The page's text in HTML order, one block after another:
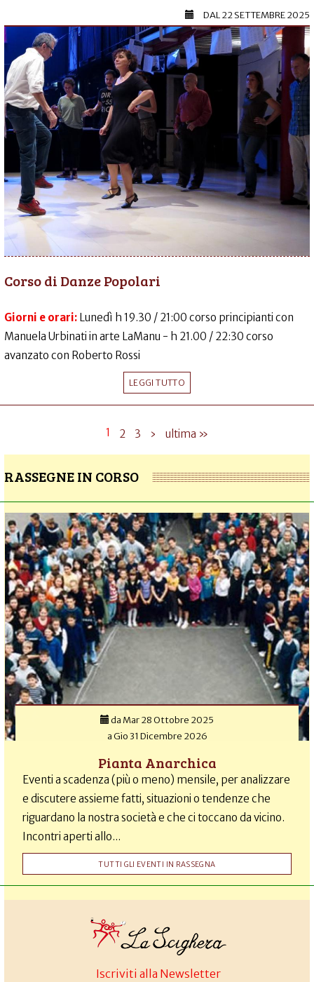
DAL22 SETTEMBRE 2025
Corso di Danze Popolari
Giorni e orari: Lunedì h 19.30 / 21:00 corso principianti con
Manuela Urbinati in arte LaManu - h 21.00 / 22:30 corso
avanzato con Roberto Rossi
LEGGI TUTTO
1 2 3 › ultima »
RASSEGNE IN CORSO
da Mar 28 Ottobre 2025
aGio 31 Dicembre 2026
Pianta Anarchica
Eventi a scadenza (più o meno) mensile, per analizzare
e discutere assieme fatti, situazioni o tendenze che
riguardano la nostra società e che ci toccano da vicino.
Incontri aperti allo...
TUTTI GLI EVENTI IN RASSEGNA
Iscriviti alla Newsletter